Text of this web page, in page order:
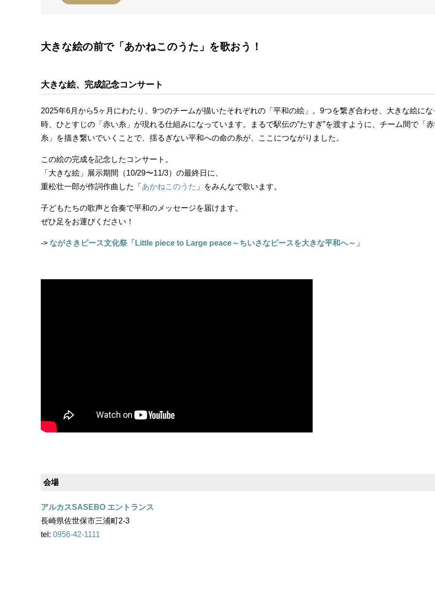
大きな絵の前で「あかねこのうた」を歌おう！
大きな絵、完成記念コンサート
2025年6月から5ヶ月にわたり、9つのチームが描いたそれぞれの「平和の絵」。9つを繋ぎ合わせ、大きな絵にな
時、ひとすじの「赤い糸」が現れる仕組みになっています。まるで駅伝の”たすぎ”を渡すように、チーム間で「
糸」を描き繋いでいくことで、揺るぎない平和への命の糸が、ここにつながりました。
この絵の完成を記念したコンサート。
「大きな絵」展示期間（10/29〜11/3）の最終日に、
重松壮一郎が作詞作曲した「 あかねこのうた 」をみんなで歌います。
子どもたちの歌声と合奏で平和のメッセージを届けます。
ぜひ足をお運びください！
-> ながさきピース文化祭「Little piece to Large peace～ちいさなピースを大きな平和へ～」
会場
アルカスSASEBO エントランス
長崎県佐世保市三浦町2-3
tel: 0956-42-1111